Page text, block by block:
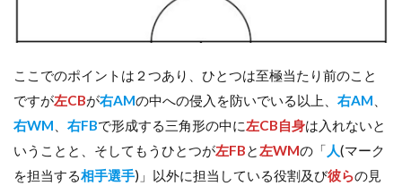
ここでのポイントは２つあり、ひとつは至極当たり前のこと
ですが左CBが右AMの中への侵入を防いでいる以上、 右AM
右WM
右FBで形成する三角形の中に左CB自身は入れないと
いうことと、そしてもうひとつが左FBと左WMの「 人(マーク
を担当する相手選手)」以外に担当している役割及び彼らの見